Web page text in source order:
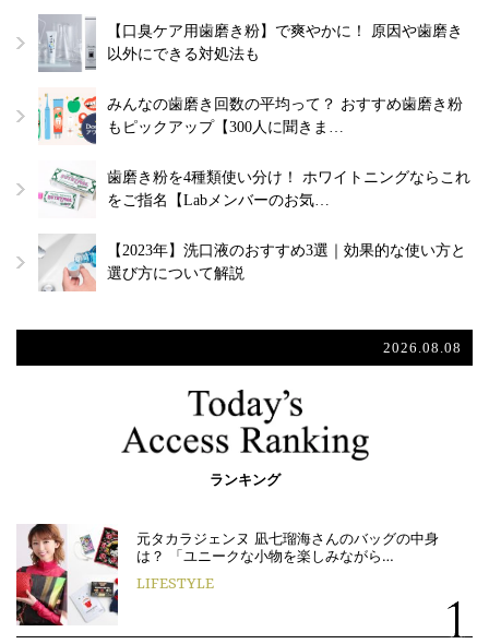
【口臭ケア用歯磨き粉】で爽やかに！ 原因や歯磨き
以外にできる対処法も
みんなの歯磨き回数の平均って？ おすすめ歯磨き粉
もピックアップ【300人に聞きま…
歯磨き粉を4種類使い分け！ ホワイトニングならこれ
をご指名【Labメンバーのお気…
【2023年】洗口液のおすすめ3選｜効果的な使い方と
選び方について解説
2026.08.08
ランキング
元タカラジェンヌ 凪七瑠海さんのバッグの中身
は？ 「ユニークな小物を楽しみながら…
LIFESTYLE